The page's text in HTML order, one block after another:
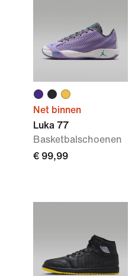
Net binnen
Luka 77
Basketbalschoenen
€ 99,99